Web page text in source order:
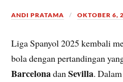
ANDI PRATAMA OKTOBER 6,
Liga Spanyol 2025 kembali
bola dengan pertandingan
BarcelonadanSevilla.